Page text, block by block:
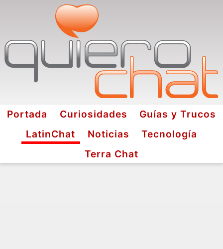
Portada Curiosidades
Guías y Trucos
LatinChat
Noticias
Tecnología
Terra Chat